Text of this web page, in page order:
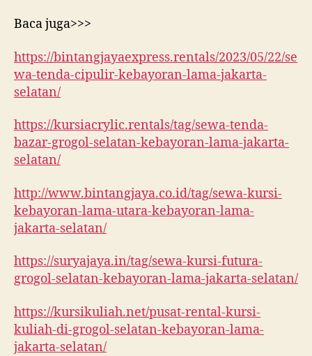
Baca juga>>>
https://bintangjayaexpress.rentals/2023/05/22/se
wa-tenda-cipulir-kebayoran-lama-jakarta-
selatan/
https://kursiacrylic.rentals/tag/sewa-tenda-
bazar-grogol-selatan-kebayoran-lama-jakarta-
selatan/
http://www.bintangjaya.co.id/tag/sewa-kursi-
kebayoran-lama-utara-kebayoran-lama-
jakarta-selatan/
https://suryajaya.in/tag/sewa-kursi-futura-
grogol-selatan-kebayoran-lama-jakarta-selatan/
https://kursikuliah.net/pusat-rental-kursi-
kuliah-di-grogol-selatan-kebayoran-lama-
jakarta-selatan/